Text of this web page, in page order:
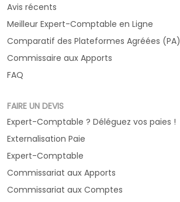
Avis récents
Meilleur Expert-Comptable en Ligne
Comparatif des Plateformes Agréées (PA)
Commissaire aux Apports
FAQ
FAIRE UN DEVIS
Expert-Comptable ? Déléguez vos paies !
Externalisation Paie
Expert-Comptable
Commissariat aux Apports
Commissariat aux Comptes